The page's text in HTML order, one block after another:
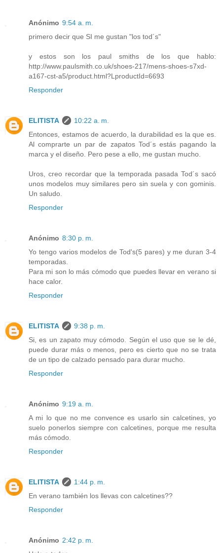
Anónimo 9:54 a. m.
primero decir que SI me gustan "los tod´s"
y estos son los paul smiths de los que hablo:
http://www.paulsmith.co.uk/shoes-217/mens-shoes-s7xd-
a167-cst-a5/product.html?LproductId=6693
Responder
ELITISTA
10:22 a. m.
Entonces, estamos de acuerdo, la durabilidad es la que es.
Al comprarte un par de zapatos Tod´s estás pagando la
marca y el diseño. Pero pese a ello, me gustan mucho.
Uros, creo recordar que la temporada pasada Tod´s sacó
unos modelos muy similares pero sin suela y con gominis.
Un saludo.
Responder
Anónimo 8:30 p. m.
Yo tengo varios modelos de Tod's(5 pares) y me duran 3-4
temporadas.
Para mi son lo más cómodo que puedes llevar en verano si
hace calor.
Responder
ELITISTA
9:38 p. m.
Si, es un zapato muy cómodo. Según el uso que se le dé,
puede durar más o menos, pero es cierto que no se trata
de un tipo de calzado pensado para durar mucho.
Responder
Anónimo 9:19 a. m.
A mi lo que no me convence es usarlo sin calcetines, yo
suelo ponerlos siempre con calcetines, porque me resulta
más cómodo.
Responder
ELITISTA
1:44 p. m.
En verano también los llevas con calcetines??
Responder
Anónimo 2:42 p. m.